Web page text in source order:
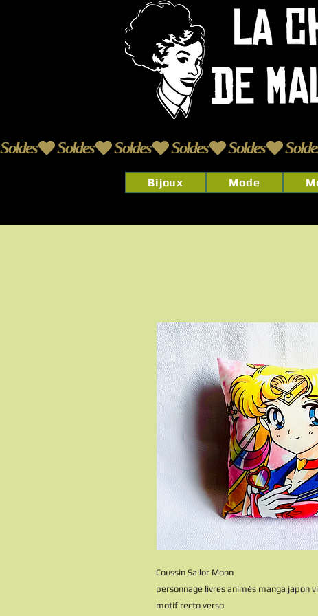
Soldes
Bijoux Mode
Coussin Sailor Moon
personnage livres animés manga japon
motif recto verso